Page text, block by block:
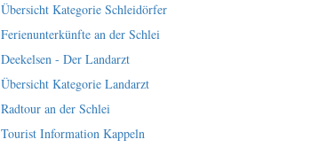
Übersicht Kategorie Schleidörfer
Ferienunterkünfte an der Schlei
Deekelsen - Der Landarzt
Übersicht Kategorie Landarzt
Radtour an der Schlei
Tourist Information Kappeln